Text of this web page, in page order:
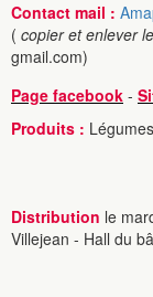
Contact mail :
( copier et enlever
gmail.com)
Page facebook -
Produits :
Distribution le
Villejean - Hall du